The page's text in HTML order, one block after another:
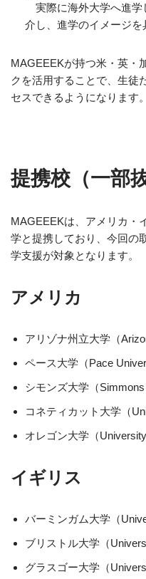
実際に海外大学へ進学
介し、進学のイメージを
MAGEEEKが持つ米・英・
クを活用することで、生徒
セスできるようになります。
提携校（一部
MAGEEEKは、アメリカ・
学と提携しており、今回の
学支援が対象となります。
アメリカ
アリゾナ州立大学（
ペース大学（Pace
シモンズ大学（Simmons
コネティカット大学（
オレゴン大学（University
イギリス
バーミンガム大学（
ブリストル大学（
グラスゴー大学（